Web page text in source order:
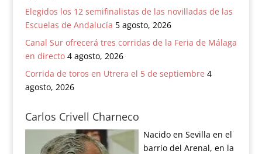
Elegidos los 12 semifinalistas de las novilladas de las
Escuelas de Andalucía 5 agosto, 2026
Canal Sur ofrecerá tres corridas de la Feria de Málaga
en directo 4 agosto, 2026
Corrida de toros en Utrera el 5 de septiembre 4
agosto, 2026
Carlos Crivell Charneco
Nacido en Sevilla en el
barrio del Arenal, en la